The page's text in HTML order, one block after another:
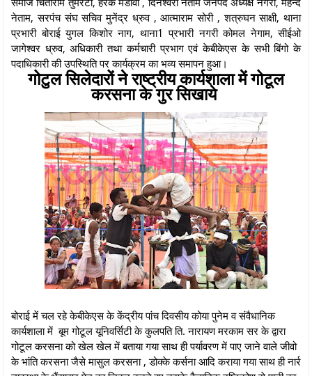
नेताम, सरपंच संघ सचिव मुनेंद्र ध्रुव , आत्माराम सोरी , शत्रुघन साक्षी, थाना
प्रभारी बोराई युगल किशोर नाग, थाना1 प्रभारी नगरी कोमल नेगाम, सीईओ
जागेश्वर ध्रुव, अधिकारी तथा कर्मचारी प्रभाग एवं केबीकेएस के सभी बिंगो के
पदाधिकारी की उपस्थिति पर कार्यक्रम का भव्य समापन हुआ।
गोटुल सिलेदारों ने राष्ट्रीय कार्यशाला में गोटूल
करसना के गुर सिखाये
बोराई में चल रहे केबीकेएस के केंद्रीय पांच दिवसीय कोया पुनेम व संवैधानिक
कार्यशाला में बूम गोटूल यूनिवर्सिटी के कुलपति ति. नारायण मरकाम सर के द्वारा
गोटूल करसना को खेल खेल में बताया गया साथ ही पर्यावरण में पाए जाने वाले जीवो
के भांति करसना जैसे मासुल करसना , डोक्के कर्सना आदि कराया गया साथ ही नार्र